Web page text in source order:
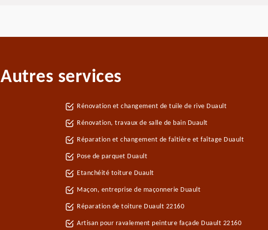
Autres services
Rénovation et changement de tuile de rive Duault
Rénovation, travaux de salle de bain Duault
Réparation et changement de faîtière et faîtage Duault
Pose de parquet Duault
Etanchéité toiture Duault
Maçon, entreprise de maçonnerie Duault
Réparation de toiture Duault 22160
Artisan pour ravalement peinture façade Duault 22160